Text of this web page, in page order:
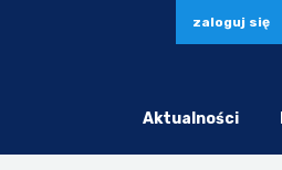
zaloguj się
Aktualności